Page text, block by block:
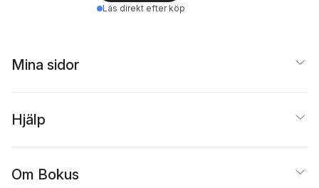
Läs direkt efter köp
Mina sidor
Hjälp
Om Bokus